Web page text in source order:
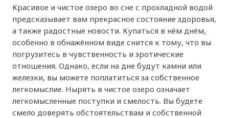
Красивое и чистое озеро во сне с прохладной водой
предсказывает вам прекрасное состояние здоровья,
а также радостные новости. Купаться в нём днём,
особенно в обнажённом виде снится к тому, что вы
погрузитесь в чувственность и эротические
отношения. Однако, если на дне будут камни или
железки, вы можете поплатиться за собственное
легкомыслие. Нырять в чистое озеро означает
легкомысленные поступки и смелость. Вы будете
смело доверять обстоятельствам и собственной